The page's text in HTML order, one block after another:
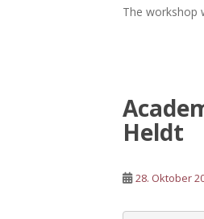
The workshop
Heldt
28. Oktober